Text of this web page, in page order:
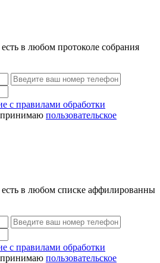
в любом протоколе собрания
с правилами обработки
пользовательское
в любом списке аффилированны
с правилами обработки
пользовательское